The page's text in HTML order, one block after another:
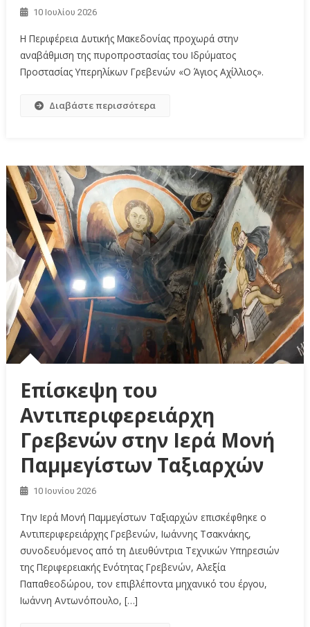
10 Ιουλίου 2026
Η Περιφέρεια Δυτικής Μακεδονίας προχωρά στην
αναβάθμιση της πυροπροστασίας του Ιδρύματος
Προστασίας Υπερηλίκων Γρεβενών «Ο Άγιος Αχίλλιος».
Διαβάστε περισσότερα
Επίσκεψη του
Αντιπεριφερειάρχη
Γρεβενών στην Ιερά Μονή
Παμμεγίστων Ταξιαρχών
10 Ιουνίου 2026
Την Ιερά Μονή Παμμεγίστων Ταξιαρχών επισκέφθηκε ο
Αντιπεριφερειάρχης Γρεβενών, Ιωάννης Τσακνάκης,
συνοδευόμενος από τη Διευθύντρια Τεχνικών Υπηρεσιών
της Περιφερειακής Ενότητας Γρεβενών, Αλεξία
Παπαθεοδώρου, τον επιβλέποντα μηχανικό του έργου,
Ιωάννη Αντωνόπουλο, […]